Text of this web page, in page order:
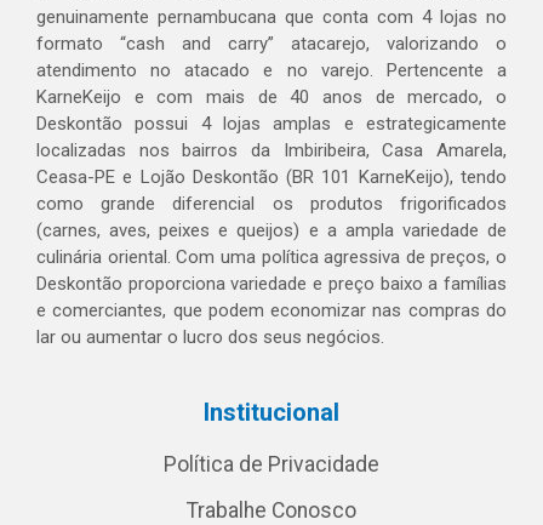
genuinamente pernambucana que conta com 4 lojas no
formato “cash and carry” atacarejo, valorizando o
atendimento no atacado e no varejo. Pertencente a
KarneKeijo e com mais de 40 anos de mercado, o
Deskontão possui 4 lojas amplas e estrategicamente
localizadas nos bairros da Imbiribeira, Casa Amarela,
Ceasa-PE e Lojão Deskontão (BR 101 KarneKeijo), tendo
como grande diferencial os produtos frigorificados
(carnes, aves, peixes e queijos) e a ampla variedade de
culinária oriental. Com uma política agressiva de preços, o
Deskontão proporciona variedade e preço baixo a famílias
e comerciantes, que podem economizar nas compras do
lar ou aumentar o lucro dos seus negócios.
Institucional
Política de Privacidade
Trabalhe Conosco